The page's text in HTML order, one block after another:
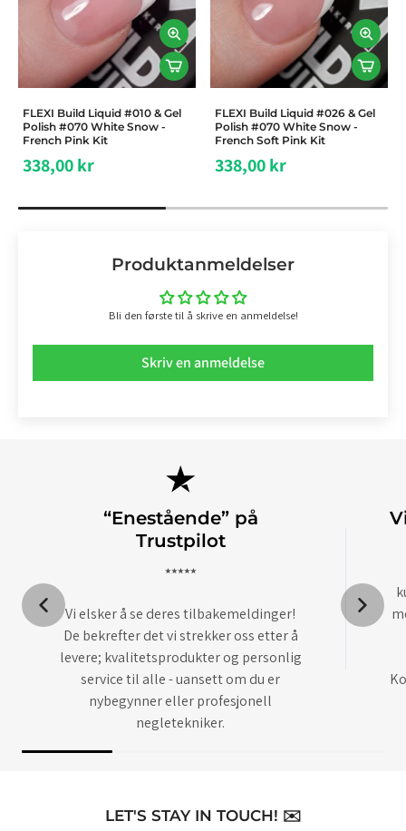
FLEXI Build Liquid #010 & Gel
Polish #070 White Snow -
French Pink Kit
338,00 kr
FLEXI Build Liquid #026 & Gel
Polish #070 White Snow -
French Soft Pink Kit
338,00 kr
Produktanmeldelser
Bli den første til å skrive en anmeldelse!
Skriv en anmeldelse
“Enestående” på
Trustpilot
⭑⭑⭑⭑⭑
Vi elsker å se deres tilbakemeldinger!
De bekrefter det vi strekker oss etter å
levere; kvalitetsprodukter og personlig
service til alle - uansett om du er
nybegynner eller profesjonell
negletekniker.
LET'S STAY IN TOUCH! ✉️